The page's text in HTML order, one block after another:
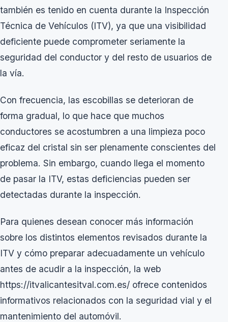
también es tenido en cuenta durante la Inspección
Técnica de Vehículos (ITV), ya que una visibilidad
deficiente puede comprometer seriamente la
seguridad del conductor y del resto de usuarios de
la vía.
Con frecuencia, las escobillas se deterioran de
forma gradual, lo que hace que muchos
conductores se acostumbren a una limpieza poco
eficaz del cristal sin ser plenamente conscientes del
problema. Sin embargo, cuando llega el momento
de pasar la ITV, estas deficiencias pueden ser
detectadas durante la inspección.
Para quienes desean conocer más información
sobre los distintos elementos revisados durante la
ITV y cómo preparar adecuadamente un vehículo
antes de acudir a la inspección, la web
https://itvalicantesitval.com.es/ ofrece contenidos
informativos relacionados con la seguridad vial y el
mantenimiento del automóvil.